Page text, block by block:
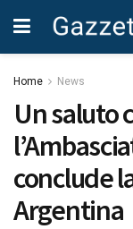
Home News
Un saluto
conclude
Argentina